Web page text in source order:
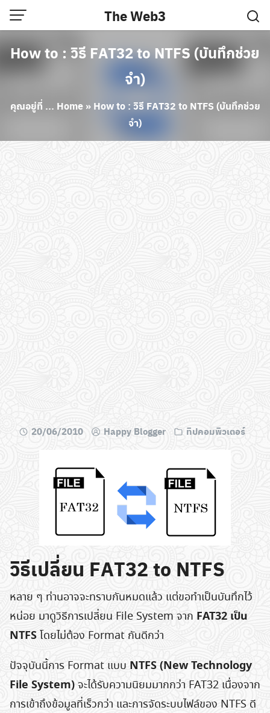
Skip
to
content
The Web3
How to : วิธี FAT32 to NTFS (บันทึกช่วย
จำ)
คุณอยู่ที่ ... Home» How to : วิธี FAT32 to NTFS (บันทึกช่วย
จำ)
20/06/2010 Happy Blogger ทิปคอมพิวเตอร์
วิธีเปลี่ยน FAT32 to NTFS
หลาย ๆ ท่านอาจจะทราบกันหมดแล้ว แต่ขอทำเป็นบันทึกไว้
หน่อย มาดูวิธีการเปลี่ยน File System จาก FAT32 เป็น
NTFSโดยไม่ต้อง Format กันดีกว่า
ปัจจุบันนี้การ Format แบบ NTFS (New Technology
File System)จะได้รับความนิยมมากกว่า FAT32 เนื่องจาก
การเข้าถึงข้อมูลที่เร็วกว่า และการจัดระบบไฟล์ของ NTFS ดี